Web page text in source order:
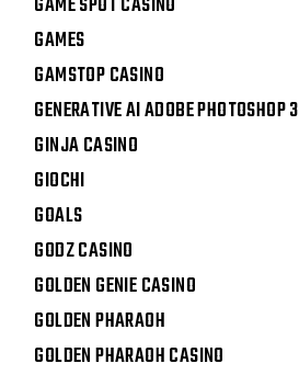
GAMES
GAMSTOP CASINO
GENERATIVE AI ADOBE PHOTOSHOP 3
GINJA CASINO
GIOCHI
GOALS
GODZ CASINO
GOLDEN GENIE CASINO
GOLDEN PHARAOH
GOLDEN PHARAOH CASINO